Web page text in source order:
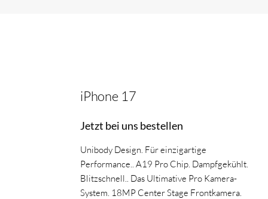
iPhone 17
Jetzt bei uns bestellen
Unibody Design. Für einzigartige
Performance.. A19 Pro Chip. Dampfgekühlt.
Blitzschnell.. Das Ultimative Pro Kamera-
System. 18MP Center Stage Frontkamera.